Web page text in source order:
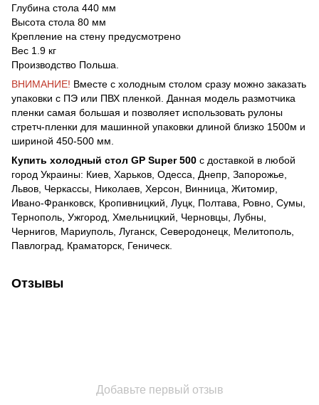
Глубина стола 440 мм
Высота стола 80 мм
Крепление на стену предусмотрено
Вес 1.9 кг
Производство Польша.
ВНИМАНИЕ! Вместе с холодным столом сразу можно заказать
упаковки с ПЭ или ПВХ пленкой. Данная модель размотчика
пленки самая большая и позволяет использовать рулоны
стретч-пленки для машинной упаковки длиной близко 1500м и
шириной 450-500 мм.
Купить холодный стол GP Super 500 с доставкой в любой
город Украины: Киев, Харьков, Одесса, Днепр, Запорожье,
Львов, Черкассы, Николаев, Херсон, Винница, Житомир,
Ивано-Франковск, Кропивницкий, Луцк, Полтава, Ровно, Сумы,
Тернополь, Ужгород, Хмельницкий, Черновцы, Лубны,
Чернигов, Мариуполь, Луганск, Северодонецк, Мелитополь,
Павлоград, Краматорск, Геническ.
Отзывы
Добавьте первый отзыв